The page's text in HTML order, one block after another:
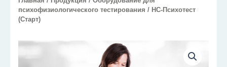
психофизиологического тестирования / НС-Психотест
(Старт)